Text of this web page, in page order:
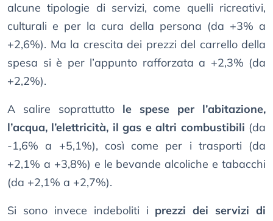
alcune tipologie di servizi, come quelli ricreativi,
culturali e per la cura della persona (da +3% a
+2,6%). Ma la crescita dei prezzi del carrello della
spesa si è per l’appunto rafforzata a +2,3% (da
+2,2%).
A salire soprattutto le spese per l’abitazione,
l’acqua, l’elettricità, il gas e altri combustibili (da
-1,6% a +5,1%), così come per i trasporti (da
+2,1% a +3,8%) e le bevande alcoliche e tabacchi
(da +2,1% a +2,7%).
Si sono invece indeboliti i prezzi dei servizi di